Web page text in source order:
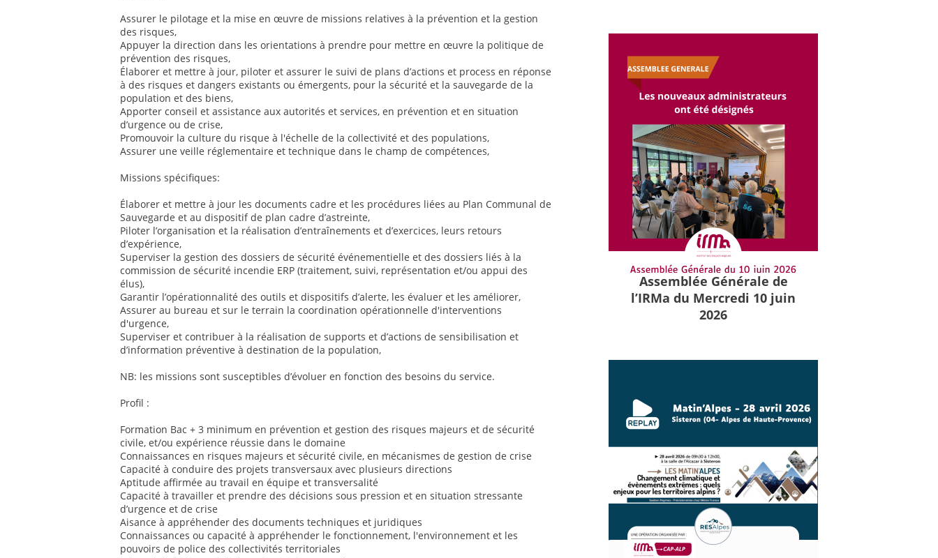
Assurer le pilotage et la mise en œuvre de missions relatives à la prévention et la gestion
des risques,
Appuyer la direction dans les orientations à prendre pour mettre en œuvre la politique de
prévention des risques,
Élaborer et mettre à jour, piloter et assurer le suivi de plans d’actions et process en réponse
à des risques et dangers existants ou émergents, pour la sécurité et la sauvegarde de la
population et des biens,
Apporter conseil et assistance aux autorités et services, en prévention et en situation
d’urgence ou de crise,
Promouvoir la culture du risque à l'échelle de la collectivité et des populations,
Assurer une veille réglementaire et technique dans le champ de compétences,
Missions spécifiques:
Élaborer et mettre à jour les documents cadre et les procédures liées au Plan Communal de
Sauvegarde et au dispositif de plan cadre d’astreinte,
Piloter l’organisation et la réalisation d’entraînements et d’exercices, leurs retours
d’expérience,
Superviser la gestion des dossiers de sécurité événementielle et des dossiers liés à la
commission de sécurité incendie ERP (traitement, suivi, représentation et/ou appui des
élus),
Garantir l’opérationnalité des outils et dispositifs d’alerte, les évaluer et les améliorer,
Assurer au bureau et sur le terrain la coordination opérationnelle d'interventions
d'urgence,
Superviser et contribuer à la réalisation de supports et d’actions de sensibilisation et
d’information préventive à destination de la population,
NB: les missions sont susceptibles d’évoluer en fonction des besoins du service.
Profil :
Formation Bac + 3 minimum en prévention et gestion des risques majeurs et de sécurité
civile, et/ou expérience réussie dans le domaine
Connaissances en risques majeurs et sécurité civile, en mécanismes de gestion de crise
Capacité à conduire des projets transversaux avec plusieurs directions
Aptitude affirmée au travail en équipe et transversalité
Capacité à travailler et prendre des décisions sous pression et en situation stressante
d’urgence et de crise
Aisance à appréhender des documents techniques et juridiques
Connaissances ou capacité à appréhender le fonctionnement, l'environnement et les
pouvoirs de police des collectivités territoriales
Assemblée Générale de
l’IRMa du Mercredi 10 juin
2026